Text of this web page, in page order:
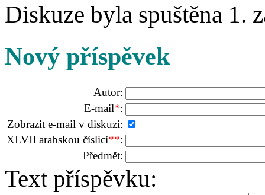
Diskuze byla spuštěna 1.
Nový příspěvek
Autor:
E-mail*:
Zobrazit e-mail v diskuzi:
XLVII arabskou číslicí**:
Předmět:
Text příspěvku: